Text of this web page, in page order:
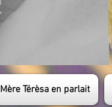
Mère Térèsa en parlait